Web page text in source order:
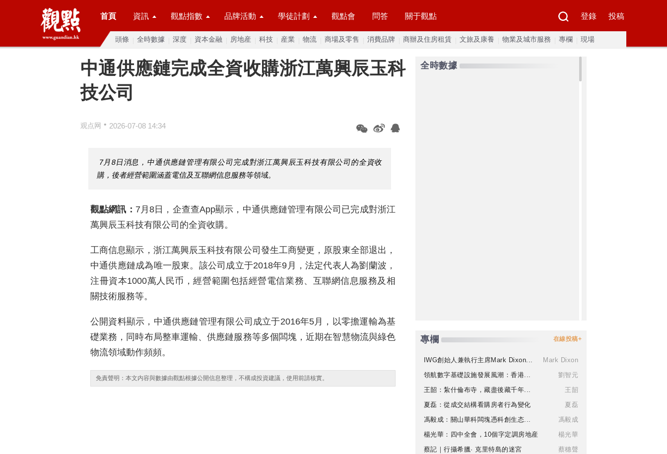
首頁 資訊 觀點指數 品牌活動 學徒計劃 觀點會 問答 關于觀點 登錄 投稿
頭條 全時數據 深度 資本金融 房地産 科技 産業 物流 商場及零售 消費品牌 商辦及住房租賃 文旅及康養 物業及城市服務 專欄 現場
中通供應鏈完成全資收購浙江萬興辰玉科
技公司
观点网 • 2026-07-08 14:34
7月8日消息，中通供應鏈管理有限公司完成對浙江萬興辰玉科技有限公司的全資收
購，後者經營範圍涵蓋電信及互聯網信息服務等領域。
觀點網訊： 7月8日，企查查App顯示，中通供應鏈管理有限公司已完成對浙江
萬興辰玉科技有限公司的全資收購。
工商信息顯示，浙江萬興辰玉科技有限公司發生工商變更，原股東全部退出，
中通供應鏈成為唯一股東。該公司成立于2018年9月，法定代表人為劉蘭波，
注冊資本1000萬人民币，經營範圍包括經營電信業務、互聯網信息服務及相
關技術服務等。
公開資料顯示，中通供應鏈管理有限公司成立于2016年5月，以零擔運輸為基
礎業務，同時布局整車運輸、供應鏈服務等多個闆塊，近期在智慧物流與綠色
物流領域動作頻頻。
免責聲明：本文内容與數據由觀點根據公開信息整理，不構成投資建議，使用前請核實。
全時數據
專欄 在線投稿+
IWG創始人兼執行主席Mark Dixon...
Mark Dixon
領航數字基礎設施發展風潮：香港...
劉智元
王韶：紮什倫布寺，藏盡後藏千年...
王韶
夏磊：從成交結構看購房者行為變化
夏磊
馮毅成：關山華科闆塊憑科創生态...
馮毅成
楊光華：四中全會，10個字定調房地産
楊光華
蔡記｜行攝希臘· 克里特島的迷宮
蔡穗聲